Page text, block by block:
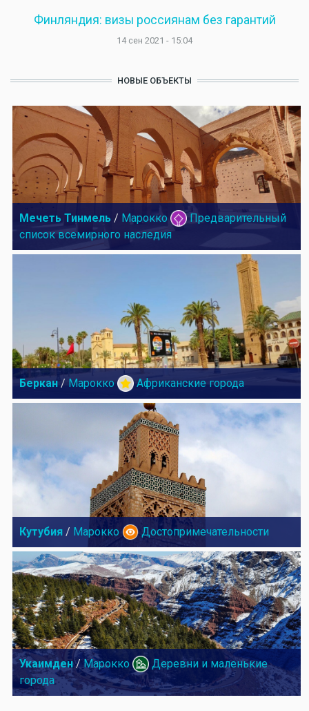
Финляндия: визы россиянам без гарантий
14 сен 2021 - 15:04
НОВЫЕ ОБЪЕКТЫ
Мечеть Тинмель / Марокко
Предварительный
список всемирного наследия
Беркан / Марокко Африканские города
Кутубия / Марокко Достопримечательности
Укаимден/ Марокко
Деревни и маленькие
города